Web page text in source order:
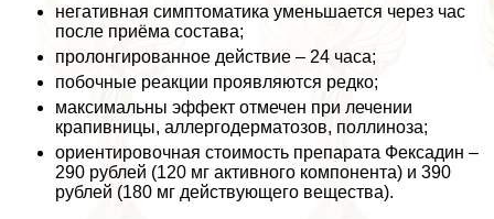
негативная симптоматика уменьшается через час
после приёма состава;
пролонгированное действие – 24 часа;
побочные реакции проявляются редко;
максимальны эффект отмечен при лечении
крапивницы, аллергодерматозов, поллиноза;
ориентировочная стоимость препарата Фексадин –
290 рублей (120 мг активного компонента) и 390
рублей (180 мг действующего вещества).